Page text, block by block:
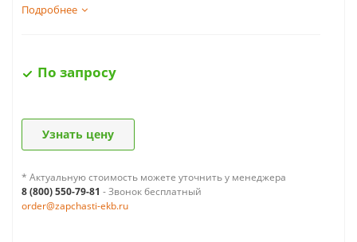
Подробнее
По запросу
Узнать цену
* Актуальную стоимость можете уточнить у менеджера
8 (800) 550-79-81 - Звонок бесплатный
order@zapchasti-ekb.ru